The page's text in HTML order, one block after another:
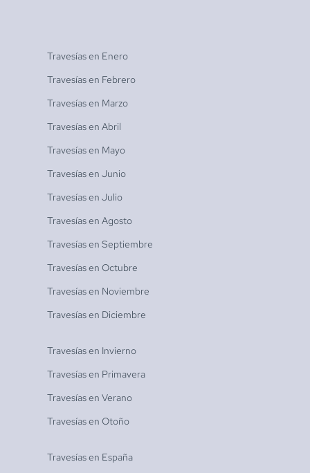
Travesías en Enero
Travesías en Febrero
Travesías en Marzo
Travesías en Abril
Travesías en Mayo
Travesías en Junio
Travesías en Julio
Travesías en Agosto
Travesías en Septiembre
Travesías en Octubre
Travesías en Noviembre
Travesías en Diciembre
Travesías en Invierno
Travesías en Primavera
Travesías en Verano
Travesías en Otoño
Travesías en España